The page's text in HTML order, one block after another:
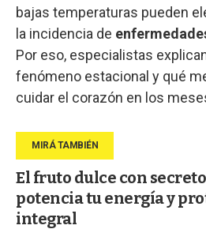
bajas temperaturas pueden
la incidencia de
Por eso, especialistas
fenómeno estacional y qué
cuidar el corazón en los
El fruto dulce con
potencia tu energía y
integral